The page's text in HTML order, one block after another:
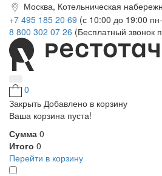
Москва, Котельническая
+7 495 185 20 69 (с 10:00 до 19:00
8 800 302 07 26 (Бесплатный звонок
0
Закрыть Добавлено в корзину
Ваша корзина пуста!
Сумма 0
Итого 0
Перейти в корзину